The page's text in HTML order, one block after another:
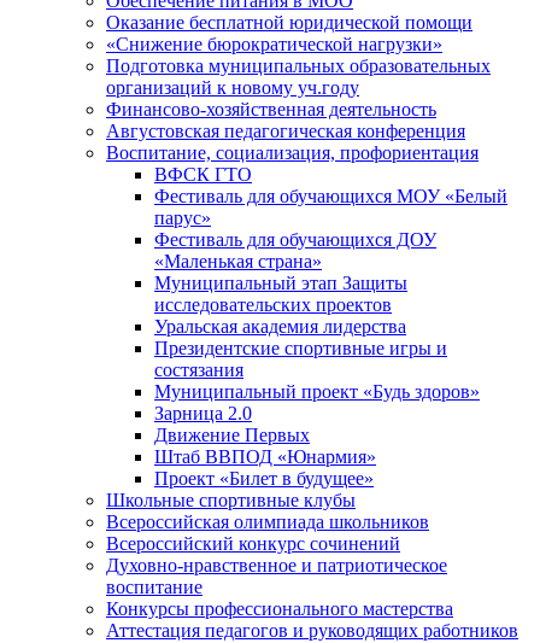
Оказание бесплатной юридической помощи
«Снижение бюрократической нагрузки»
Подготовка муниципальных образовательных
организаций к новому уч.году
Финансово-хозяйственная деятельность
Августовская педагогическая конференция
Воспитание, социализация, профориентация
ВФСК ГТО
Фестиваль для обучающихся МОУ «Белый
парус»
Фестиваль для обучающихся ДОУ
«Маленькая страна»
Муниципальный этап Защиты
исследовательских проектов
Уральская академия лидерства
Президентские спортивные игры и
состязания
Муниципальный проект «Будь здоров»
Зарница 2.0
Движение Первых
Штаб ВВПОД «Юнармия»
Проект «Билет в будущее»
Школьные спортивные клубы
Всероссийская олимпиада школьников
Всероссийский конкурс сочинений
Духовно-нравственное и патриотическое
воспитание
Конкурсы профессионального мастерства
Аттестация педагогов и руководящих работников